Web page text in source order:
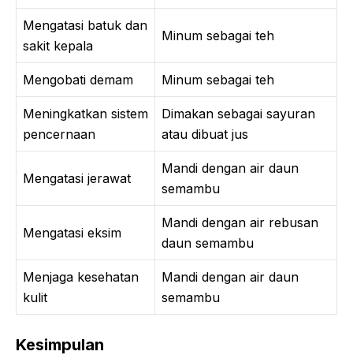
Mengatasi batuk dan
sakit kepala
Minum sebagai teh
Mengobati demam Minum sebagai teh
Meningkatkan sistem
pencernaan
Dimakan sebagai sayuran
atau dibuat jus
Mengatasi jerawat
Mandi dengan air daun
semambu
Mengatasi eksim
Mandi dengan air rebusan
daun semambu
Menjaga kesehatan
kulit
Mandi dengan air daun
semambu
Kesimpulan